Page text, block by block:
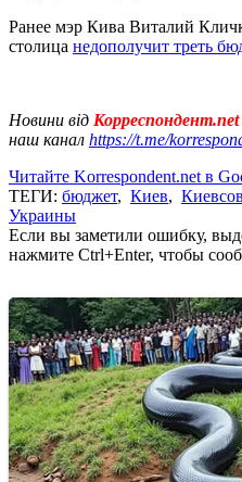
Ранее мэр Кива Виталий
столица недополучит треть
Новини від Корреспондент.net
наш канал https://t.me/
Читайте Korrespondent.net в
ТЕГИ: бюджет, Киев,
Украины
Если вы заметили ошибку,
нажмите Ctrl+Enter, чтобы